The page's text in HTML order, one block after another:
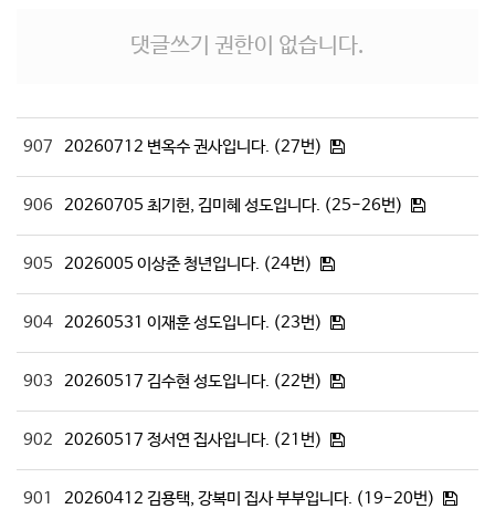
댓글쓰기 권한이 없습니다.
907 20260712 변옥수 권사입니다. (27번)
906 20260705 최기헌, 김미혜 성도입니다. (25-26번)
905 2026005 이상준 청년입니다. (24번)
904 20260531 이재훈 성도입니다. (23번)
903 20260517 김수현 성도입니다. (22번)
902 20260517 정서연 집사입니다. (21번)
901 20260412 김용택, 강복미 집사 부부입니다. (19-20번)